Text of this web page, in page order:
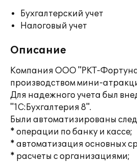
Бухгалтерский учет
Налоговый учет
Описание
Компания ООО "РКТ-
производством мини-
Для надежного учета был
"1С:Бухгалтерия 8".
Были автоматизированы
* операции по банку и кассе;
* автоматизация основных
* расчеты с организациями;